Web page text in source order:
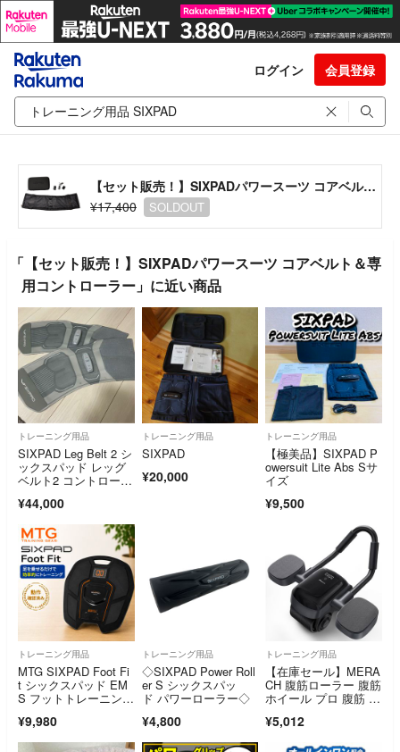
ログイン 会員登録
【セット販売！】SIXPADパワースーツ コアベルト＆専用コントローラー
¥17,400
SOLDOUT
「【セット販売！】SIXPADパワースーツ コアベルト＆専
用コントローラー」に近い商品
トレーニング用品
SIXPAD Leg Belt 2 シ
ックスパッド レッグ
ベルト2 コントローラ
¥44,000
トレーニング用品
SIXPAD
¥20,000
トレーニング用品
【極美品】SIXPAD P
owersuit Lite Abs Sサ
イズ
¥9,500
トレーニング用品
MTG SIXPAD Foot Fi
t シックスパッド EM
S フットトレーニン
P-FF2310F
¥9,980
トレーニング用品
◇SIXPAD Power Roll
er S シックスパッ
ド パワーローラー◇
¥4,800
トレーニング用品
【在庫セール】MERA
CH 腹筋ローラー 腹筋
ホイール プロ 腹筋 ロ
¥5,012